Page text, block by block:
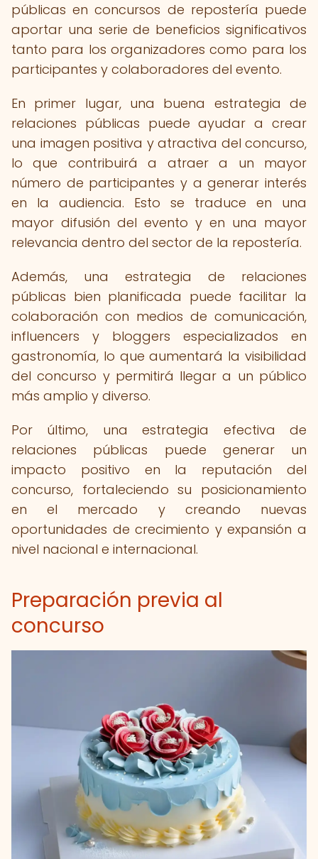
públicas en concursos de repostería puede
aportar una serie de beneficios significativos
tanto para los organizadores como para los
participantes y colaboradores del evento.
En primer lugar, una buena estrategia de
relaciones públicas puede ayudar a crear
una imagen positiva y atractiva del concurso,
lo que contribuirá a atraer a un mayor
número de participantes y a generar interés
en la audiencia. Esto se traduce en una
mayor difusión del evento y en una mayor
relevancia dentro del sector de la repostería.
Además, una estrategia de relaciones
públicas bien planificada puede facilitar la
colaboración con medios de comunicación,
influencers y bloggers especializados en
gastronomía, lo que aumentará la visibilidad
del concurso y permitirá llegar a un público
más amplio y diverso.
Por último, una estrategia efectiva de
relaciones públicas puede generar un
impacto positivo en la reputación del
concurso, fortaleciendo su posicionamiento
en el mercado y creando nuevas
oportunidades de crecimiento y expansión a
nivel nacional e internacional.
Preparación previa al
concurso